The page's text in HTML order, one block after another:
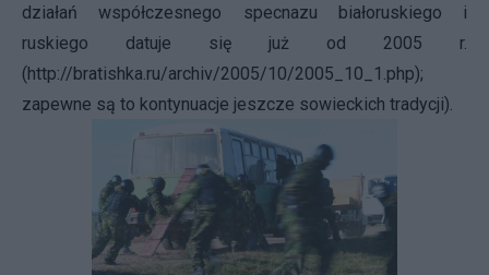
działań współczesnego specnazu białoruskiego i
ruskiego datuje się już od 2005 r.
(http://bratishka.ru/archiv/2005/10/2005_10_1.php);
zapewne są to kontynuacje jeszcze sowieckich tradycji).